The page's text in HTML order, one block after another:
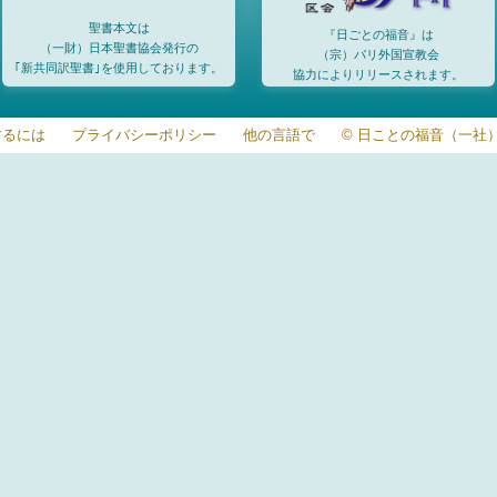
聖書本文は
（一財）日本聖書協会発行の
｢新共同訳聖書｣を使用しております。
『日ごとの福音』は
（宗）パリ外国宣教会
協力によりリリースされます。
には プライバシーポリシー 他の言語で © 日ことの福音（一社